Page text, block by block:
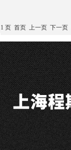
1 页 首页 上一页 下一